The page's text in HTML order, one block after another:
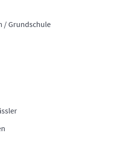
/ Grundschule